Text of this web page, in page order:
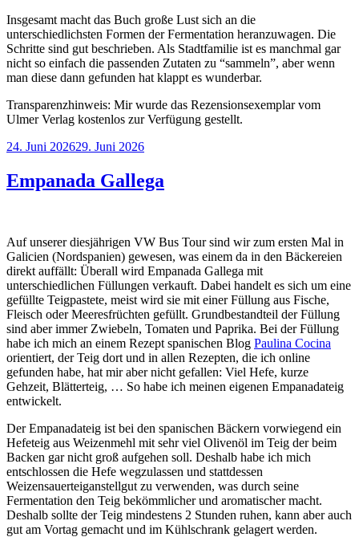
Insgesamt macht das Buch große Lust sich an die
unterschiedlichsten Formen der Fermentation heranzuwagen. Die
Schritte sind gut beschrieben. Als Stadtfamilie ist es manchmal gar
nicht so einfach die passenden Zutaten zu “sammeln”, aber wenn
man diese dann gefunden hat klappt es wunderbar.
Transparenzhinweis: Mir wurde das Rezensionsexemplar vom
Ulmer Verlag kostenlos zur Verfügung gestellt.
Veröffentlicht
24. Juni 202629. Juni 2026
Empanada Gallega
Auf unserer diesjährigen VW Bus Tour sind wir zum ersten Mal in
Galicien (Nordspanien) gewesen, was einem da in den Bäckereien
direkt auffällt: Überall wird Empanada Gallega mit
unterschiedlichen Füllungen verkauft. Dabei handelt es sich um eine
gefüllte Teigpastete, meist wird sie mit einer Füllung aus Fische,
Fleisch oder Meeresfrüchten gefüllt. Grundbestandteil der Füllung
sind aber immer Zwiebeln, Tomaten und Paprika. Bei der Füllung
habe ich mich an einem Rezept spanischen Blog Paulina Cocina
orientiert, der Teig dort und in allen Rezepten, die ich online
gefunden habe, hat mir aber nicht gefallen: Viel Hefe, kurze
Gehzeit, Blätterteig, … So habe ich meinen eigenen Empanadateig
entwickelt.
Der Empanadateig ist bei den spanischen Bäckern vorwiegend ein
Hefeteig aus Weizenmehl mit sehr viel Olivenöl im Teig der beim
Backen gar nicht groß aufgehen soll. Deshalb habe ich mich
entschlossen die Hefe wegzulassen und stattdessen
Weizensauerteiganstellgut zu verwenden, was durch seine
Fermentation den Teig bekömmlicher und aromatischer macht.
Deshalb sollte der Teig mindestens 2 Stunden ruhen, kann aber auch
gut am Vortag gemacht und im Kühlschrank gelagert werden.